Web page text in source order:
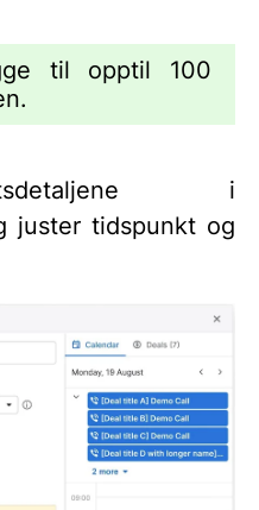
til opptil 100
i
juster tidspunkt og